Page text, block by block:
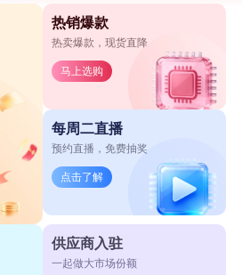
热销爆款
热卖爆款，现货直降
马上选购
每周二直播
预约直播，免费抽奖
点击了解
供应商入驻
一起做大市场份额